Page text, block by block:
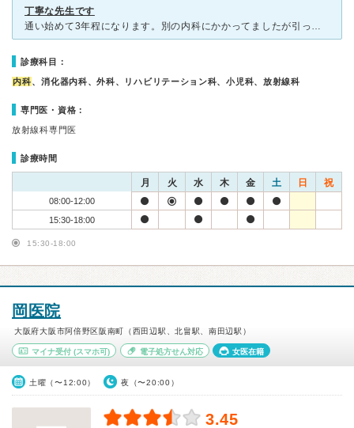
丁寧な先生です
通い始めて3年程になります。別の内科にかかってましたが引っ越しして、近くがいいと思い診察に伺いました。 貰っていた薬も必要ないとかなり減らしていただきましたが、調子も良く今までの薬の量の多さは何だっ
診療科目：
内科、消化器内科、外科、リハビリテーション科、小児科、放射線科
専門医・資格：
放射線科専門医
診療時間
月 火 水 木 金 土 日 祝
08:00-12:00
15:30-18:00
15:30-18:00
岡医院
大阪府大阪市阿倍野区阪南町（西田辺駅、北畠駅、南田辺駅）
マイナ受付 (スマホ可) 電子処方せん対応 女医在籍
土曜（〜12:00） 夜（〜20:00）
3.45